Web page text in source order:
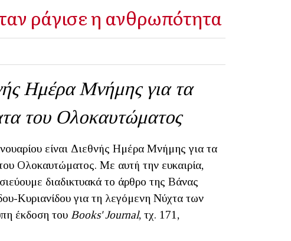
ράγισε η ανθρωπότητα
Ημέρα Μνήμης για τα
του Ολοκαυτώματος
είναι Διεθνής Ημέρα Μνήμης για τα
Ολοκαυτώματος. Με αυτή την ευκαιρία,
διαδικτυακά το άρθρο της Βάνας
Kυριανίδου για τη λεγόμενη Νύχτα των
έκδοση του Books' Journal, τχ. 171,